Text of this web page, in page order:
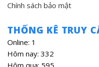
Chính sách bảo mật
THỐNG KÊ TRUY
Online: 1
Hôm nay: 332
Hôm qua: 595